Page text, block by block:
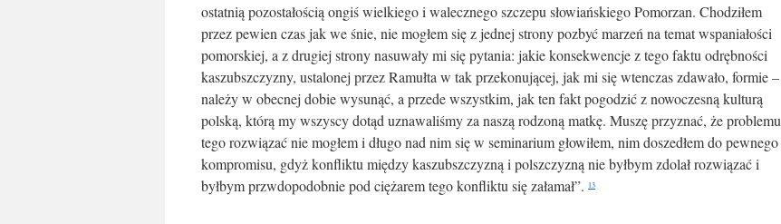
ostatnią pozostałością ongiś wielkiego i walecznego szczepu słowiańskiego Pomorzan. Chodziłem
przez pewien czas jak we śnie, nie mogłem się z jednej strony pozbyć marzeń na temat wspaniałości
pomorskiej, a z drugiej strony nasuwały mi się pytania: jakie konsekwencje z tego faktu odrębności
kaszubszczyzny, ustalonej przez Ramułta w tak przekonującej, jak mi się wtenczas zdawało, formie –
należy w obecnej dobie wysunąć, a przede wszystkim, jak ten fakt pogodzić z nowoczesną kulturą
polską, którą my wszyscy dotąd uznawaliśmy za naszą rodzoną matkę. Muszę przyznać, że problemu
tego rozwiązać nie mogłem i długo nad nim się w seminarium głowiłem, nim doszedłem do pewnego
kompromisu, gdyż konfliktu między kaszubszczyzną i polszczyzną nie byłbym zdolał rozwiązać i
byłbym przwdopodobnie pod ciężarem tego konfliktu się załamał”. 13